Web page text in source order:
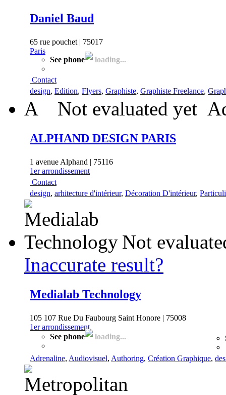
Daniel Baud
65 rue pouchet | 75017
Paris
See phone
loading...
Contact
design, Edition, Flyers, Graphiste, Graphiste Freelance,
A Not evaluated yet
ALPHAND DESIGN PARIS
1 avenue Alphand | 75116
1er arrondissement
Contact
design, arhitecture d'intérieur, Décoration D'intérieur,
Not
Inaccurate result?
Medialab Technology
105 107 Rue Du Faubourg Saint Honore | 75008
1er arrondissement
See phone
loading...
Adrenaline, Audiovisuel, Authoring, Création Graphique,